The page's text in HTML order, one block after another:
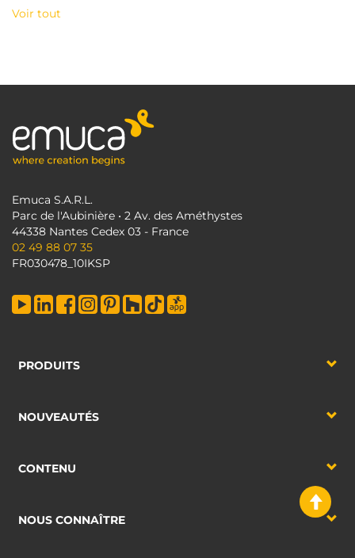
Voir tout
Emuca S.A.R.L.
Parc de l'Aubinière • 2 Av. des Améthystes
44338 Nantes Cedex 03 - France
02 49 88 07 35
FR030478_10IKSP
PRODUITS
NOUVEAUTÉS
CONTENU
NOUS CONNAÎTRE